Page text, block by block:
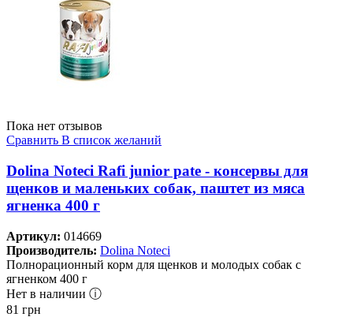
Пока нет отзывов
Сравнить В список желаний
Dolina Noteci Rafi junior pate - консервы для
щенков и маленьких собак, паштет из мяса
ягненка 400 г
Артикул: 014669
Производитель: Dolina Noteci
Полнорационный корм для щенков и молодых собак с
ягненком 400 г
Нет в наличии ⓘ
81 грн